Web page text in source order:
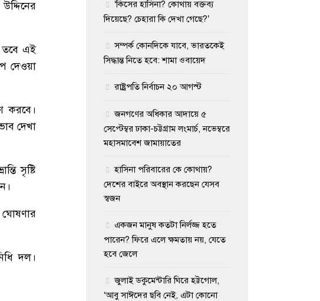
তবে এই
দেওয়া
করবে।
দেখা
সৃষ্টি
দল।
‘কিসের হাসিনা? কোথায় বক্তব্য
দিয়েছে? চেহারা কি দেখা গেছে?’
সম্পর্ক কোনদিকে যাবে, ভারতকেই
সিদ্ধান্ত নিতে হবে: শামা ওবায়েদ
রাষ্ট্রপতি নির্বাচন ২০ আগস্ট
জনগণের অধিকার আদায়ে ৫
সেপ্টেম্বর ঢাকা-চট্টগ্রাম লংমার্চ, নভেম্বরে
মহাসমাবেশ জামায়াতের
হাসিনা পরিবারের কে কোথায়?
দেশের বাইরে অবস্থান করছেন যেসব
স্বজন
একজন মানুষ কতটা নির্লজ্জ হতে
পারেন? ফিরে এলে ক্ষমতায় নয়, যেতে
হবে জেলে
জুলাই ডকুমেন্টারি ঘিরে হট্টগোল,
‘আবু সাঈদের ছবি নেই, এটা কোনো